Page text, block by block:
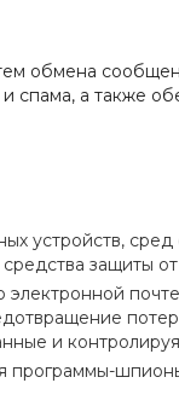
обмена
спама, а также
устройств,
защиты
и
программы-